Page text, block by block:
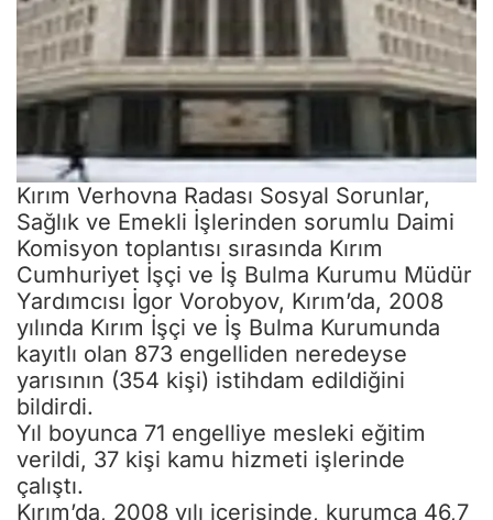
Kırım Verhovna Radası Sosyal Sorunlar,
Sağlık ve Emekli İşlerinden sorumlu Daimi
Komisyon toplantısı sırasında Kırım
Cumhuriyet İşçi ve İş Bulma Kurumu Müdür
Yardımcısı İgor Vorobyov, Kırım’da, 2008
yılında Kırım İşçi ve İş Bulma Kurumunda
kayıtlı olan 873 engelliden neredeyse
yarısının (354 kişi) istihdam edildiğini
bildirdi.
Yıl boyunca 71 engelliye mesleki eğitim
verildi, 37 kişi kamu hizmeti işlerinde
çalıştı.
Kırım’da, 2008 yılı içerisinde, kurumca 46,7